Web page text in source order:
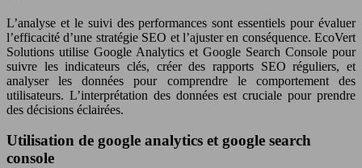
L’analyse et le suivi des performances sont essentiels pour évaluer
l’efficacité d’une stratégie SEO et l’ajuster en conséquence. EcoVert
Solutions utilise Google Analytics et Google Search Console pour
suivre les indicateurs clés, créer des rapports SEO réguliers, et
analyser les données pour comprendre le comportement des
utilisateurs. L’interprétation des données est cruciale pour prendre
des décisions éclairées.
Utilisation de google analytics et google search
console